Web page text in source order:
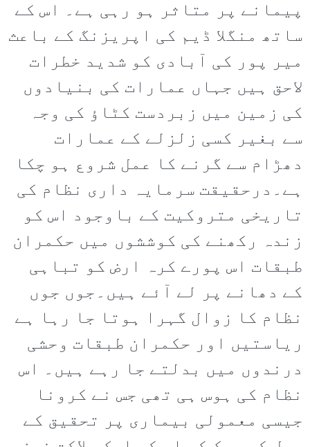
پیمانے پر متاثر ہو رہی ہے۔ اس کے
ساتھ منگلا ڈیم کی اپریزنگ کے باعث
میر پور کی آبادی کو شدید خطرات
لاحق ہیں جہاں عمارات کی بنیادوں
کی زمین میں زبردست کٹاؤ کی وجہ
سے بغیر کسی زلزلے کے عمارات
دھڑام سے گرنے کا عمل شروع ہو چکا
ہے۔درحقیقت سرمایہ داری نظام کی
تاریخی متروکیت کے باوجود اس کو
زندہ رکھنے کی کوششوں میں حکمران
طبقات اس پورے کرہ ارض کو تباہی
کے دھانے پر لے آئے ہیں۔جوں جوں
نظام کا زوال گہرا ہوتا جا رہا ہے
ریاستیں اور حکمران طبقات وحشی
درندوں میں بدلتے جا رہے ہیں۔ اس
نظام کی ہوس ہی تھی جس نے کرونا
جیسی معمولی بیماری پر تحقیق کے